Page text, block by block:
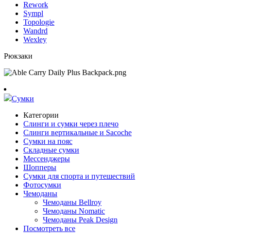
Rework
Sympl
Topologie
Wandrd
Wexley
Рюкзаки
Сумки
Категории
Слинги и сумки через плечо
Слинги вертикальные и Sacoche
Сумки на пояс
Складные сумки
Мессенджеры
Шопперы
Сумки для спорта и путешествий
Фотосумки
Чемоданы
Чемоданы Bellroy
Чемоданы Nomatic
Чемоданы Peak Design
Посмотреть все